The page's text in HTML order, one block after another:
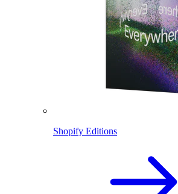
Shopify Editions